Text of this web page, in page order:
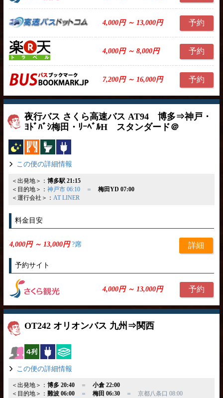
4,000円 ～ 13,000円 予約
4,000円 ～ 8,000円 予約
7,200円 ～ 16,000円 予約
夜行バス さくら高速バス AT94 博多⇒神戸・
ﾖﾄﾞﾊﾞｼ梅田・ﾘｰﾍﾞﾙH スタンダード＠
夜行バスカーテントイレ付
この便の詳細情報
＜出発地＞： 博多駅 21:15
＜目的地＞： 神戸市 06:10＝ 梅田YD 07:00
＜運行会社＞： AT LINER
料金目安
4,000円 ～ 13,000円?席 詳細
予約サイト
4,000円 ～ 13,000円 予約
OT242 オリオンバス 九州⇒関西
女性安心
横4列 コンセント
この便の詳細情報
＜出発地＞： 博多 20:40＝ 小倉 22:00
＜目的地＞： 難波 06:00＝ 梅田 06:30＝ 京都八条口 08:00